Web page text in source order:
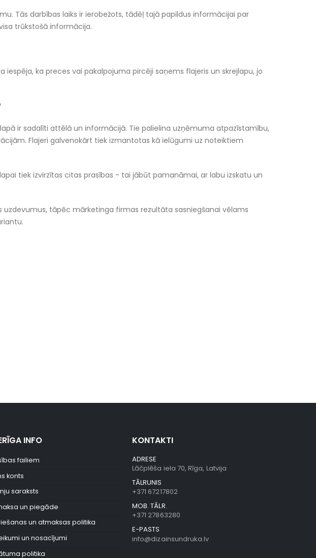
Tās darbības laiks ir ierobežots, tādēļ tajā papildus informācijai par
trūkstošā informācija.
iespēja, ka preces vai pakalpojuma pircēji saņems flajeris un skrejlapu, jo
ir sadalīti attēlā un informācijā. Tie palielina uzņēmuma atpazīstamību,
Flajeri galvenokārt tiek izmantotas kā ielūgumi uz noteiktiem
tiek izvirzītas citas prasības - tai jābūt pamanāmai, ar labu izskatu un
uzdevumus, tāpēc mārketinga firmas rezultāta sasniegšanai vēlams
INFO
failiem
konts
saraksts
un piegāde
un atmaksas politika
un nosacījumi
politika
KONTAKTI
ADRESE
Lāčplēša iela 70, Rīga, Latvija
TĀLRUNIS
+371 67217802
MOB. TĀLR.
+371 27863280
E-PASTS
info@dizainsundruka.lv